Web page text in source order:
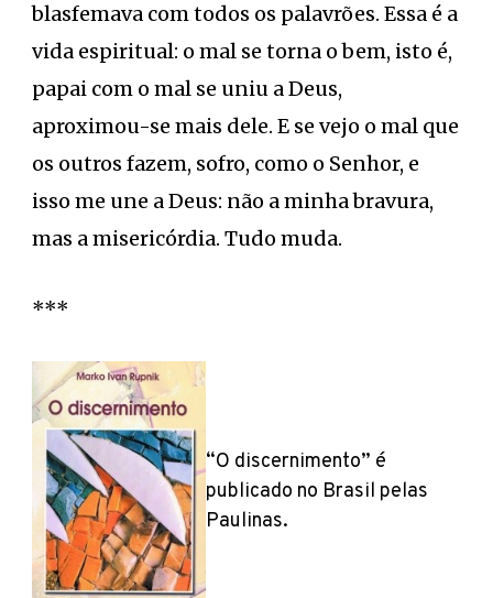
blasfemava com todos os palavrões. Essa é a
vida espiritual: o mal se torna o bem, isto é,
papai com o mal se uniu a Deus,
aproximou-se mais dele. E se vejo o mal que
os outros fazem, sofro, como o Senhor, e
isso me une a Deus: não a minha bravura,
mas a misericórdia. Tudo muda.
***
“O discernimento” é
publicado no Brasil pelas
Paulinas.